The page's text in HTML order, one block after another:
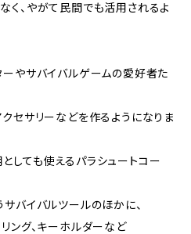
く、やがて民間でも活用されるよ
ーやサバイバルゲームの愛好者た
セサリーなどを作るようになりま
しても使えるパラシュートコー
バイバルツールのほかに、
ング、キーホルダーなど